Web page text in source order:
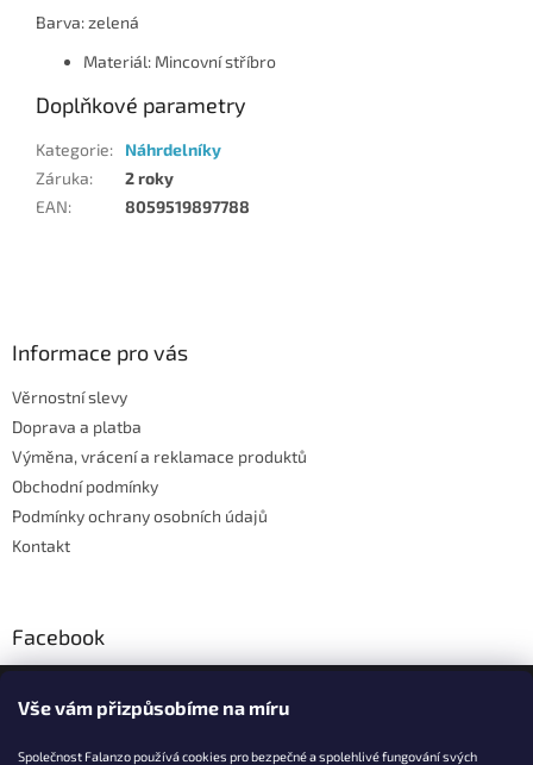
Vše vám přizpůsobíme na míru
Společnost Falanzo používá cookies pro bezpečné a spolehlivé fungování svých
Barva: zelená
Materiál: Mincovní stříbro
Doplňkové parametry
Kategorie:
Náhrdelníky
Záruka:
2 roky
EAN: 8059519897788
Informace pro vás
Věrnostní slevy
Doprava a platba
Výměna, vrácení a reklamace produktů
Obchodní podmínky
Podmínky ochrany osobních údajů
Kontakt
Facebook